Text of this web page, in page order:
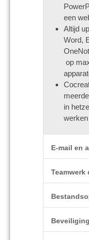
een
Altijd
Word,
op
in
werken
E-mail en
Teamwerk